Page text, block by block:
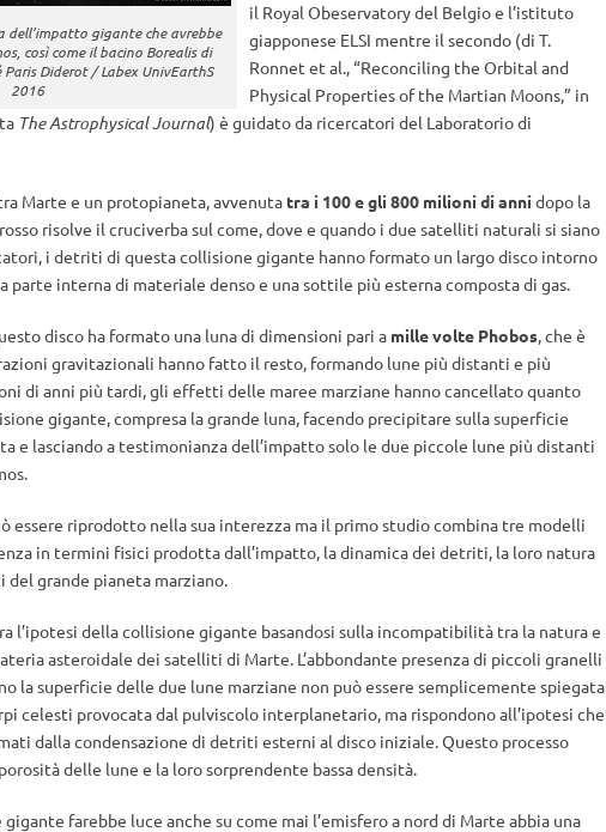
dell’impatto gigante che avrebbe
così come il bacino Borealis di
Diderot / Labex UnivEarthS
2016
il Royal Obeservatory del Belgio e l’istituto
giapponese ELSI mentre il secondo (di T.
Ronnet et al., “Reconciling the Orbital and
Physical Properties of the Martian Moons,” in
The Astrophysical Journal) è guidato da ricercatori del Laboratorio di
Marte e un protopianeta, avvenuta tra i 100 e gli 800 milioni di anni dopo la
risolve il cruciverba sul come, dove e quando i due satelliti naturali si siano
i detriti di questa collisione gigante hanno formato un largo disco intorno
parte interna di materiale denso e una sottile più esterna composta di gas.
disco ha formato una luna di dimensioni pari a mille volte Phobos, che è
gravitazionali hanno fatto il resto, formando lune più distanti e più
di anni più tardi, gli effetti delle maree marziane hanno cancellato quanto
gigante, compresa la grande luna, facendo precipitare sulla superficie
e lasciando a testimonianza dell’impatto solo le due piccole lune più distanti
essere riprodotto nella sua interezza ma il primo studio combina tre modelli
in termini fisici prodotta dall’impatto, la dinamica dei detriti, la loro natura
grande pianeta marziano.
l’ipotesi della collisione gigante basandosi sulla incompatibilità tra la natura e
asteroidale dei satelliti di Marte. L’abbondante presenza di piccoli granelli
la superficie delle due lune marziane non può essere semplicemente spiegata
celesti provocata dal pulviscolo interplanetario, ma rispondono all’ipotesi che
dalla condensazione di detriti esterni al disco iniziale. Questo processo
delle lune e la loro sorprendente bassa densità.
farebbe luce anche su come mai l’emisfero a nord di Marte abbia una